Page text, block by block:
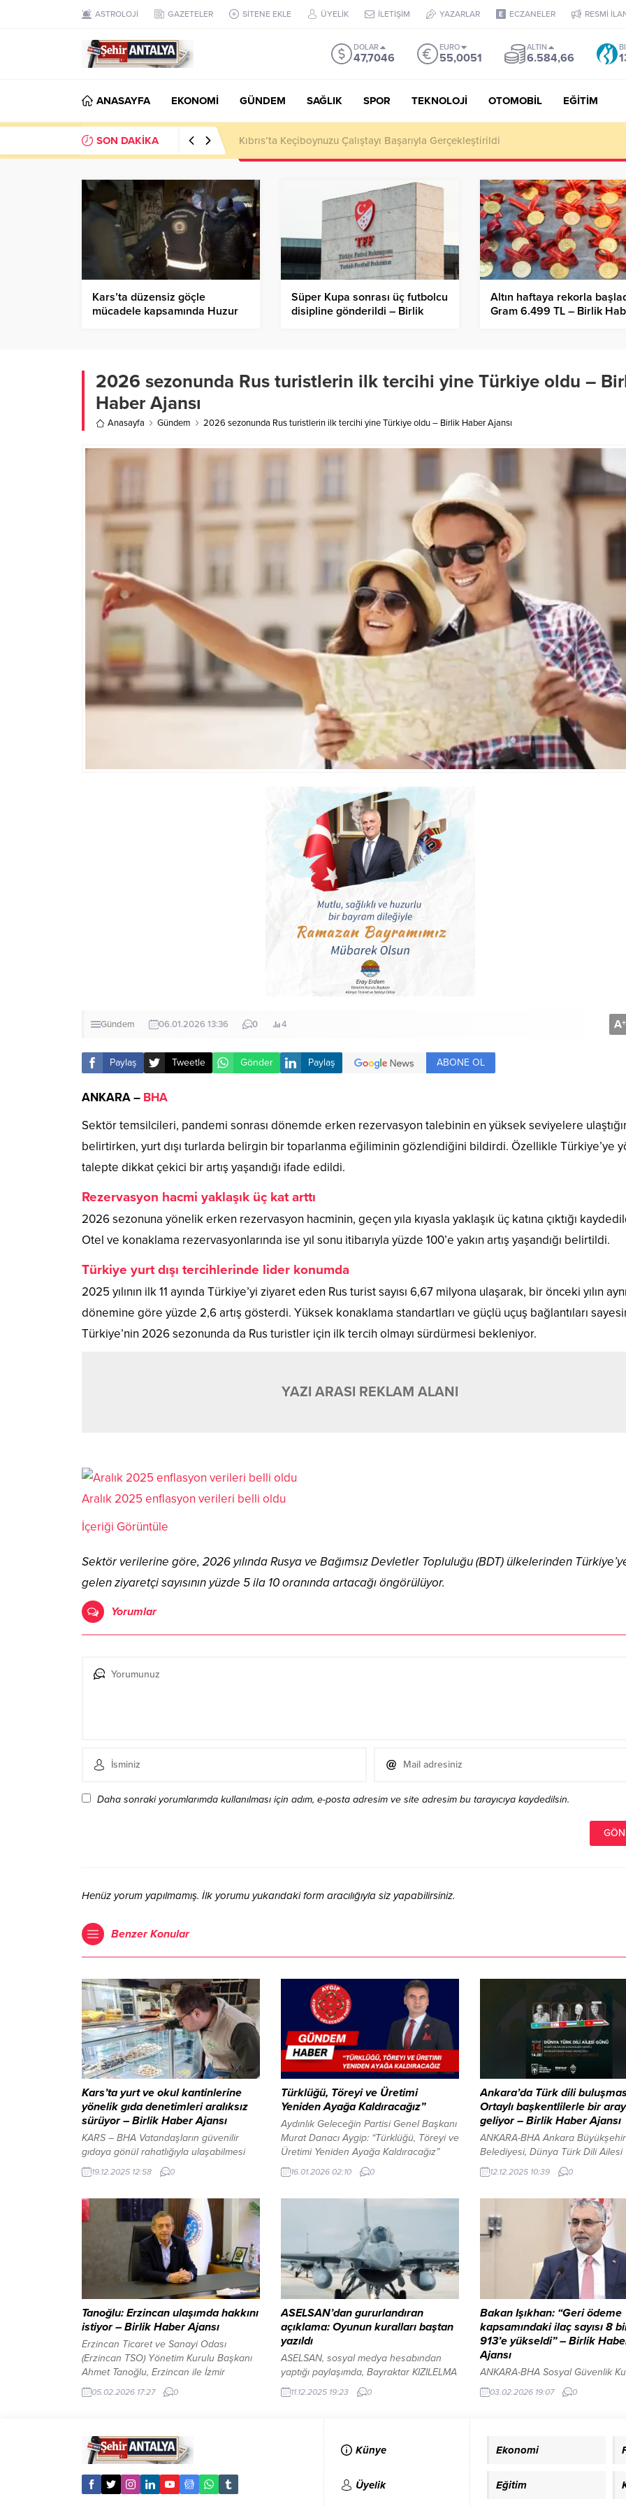
ASTROLOJİ GAZETELER SİTENE EKLE ÜYELİK İLETİŞİM YAZARLAR ECZANELER RESMİ
DOLAR
47,7046
EURO
55,0051
ALTIN
6.584,66
ANASAYFA EKONOMİ GÜNDEM SAĞLIK SPOR TEKNOLOJİ OTOMOBİL EĞİTİM
SON DAKİKA LGS’de 500 Tam Puan, YKS’de İlk 1000 Başarısı: Doğru Cevap Eğitim Kurumları
Kars’ta düzensiz göçle
mücadele kapsamında Huzur
Süper Kupa sonrası üç futbolcu
disipline gönderildi – Birlik
Altın haftaya rekorla
Gram 6.499 TL – Birlik
2026 sezonunda Rus turistlerin ilk tercihi yine Türkiye oldu –
Haber Ajansı
Anasayfa Gündem 2026 sezonunda Rus turistlerin ilk tercihi yine Türkiye oldu – Birlik Haber Ajansı
Gündem 06.01.2026 13:36 0 4 A+
Paylaş Tweetle Gönder Paylaş ABONE OL
ANKARA – BHA
Sektör temsilcileri, pandemi sonrası dönemde erken rezervasyon talebinin en yüksek seviyelere
belirtirken, yurt dışı turlarda belirgin bir toparlanma eğiliminin gözlendiğini bildirdi. Özellikle Türkiye’ye
talepte dikkat çekici bir artış yaşandığı ifade edildi.
Rezervasyon hacmi yaklaşık üç kat arttı
2026 sezonuna yönelik erken rezervasyon hacminin, geçen yıla kıyasla yaklaşık üç katına çıktığı
Otel ve konaklama rezervasyonlarında ise yıl sonu itibarıyla yüzde 100’e yakın artış yaşandığı belirtildi.
Türkiye yurt dışı tercihlerinde lider konumda
2025 yılının ilk 11 ayında Türkiye’yi ziyaret eden Rus turist sayısı 6,67 milyona ulaşarak, bir önceki yılın aynı
dönemine göre yüzde 2,6 artış gösterdi. Yüksek konaklama standartları ve güçlü uçuş bağlantıları
Türkiye’nin 2026 sezonunda da Rus turistler için ilk tercih olmayı sürdürmesi bekleniyor.
YAZI ARASI REKLAM ALANI
Aralık 2025 enflasyon verileri belli oldu
İçeriği Görüntüle
Sektör verilerine göre, 2026 yılında Rusya ve Bağımsız Devletler Topluluğu (BDT) ülkelerinden
gelen ziyaretçi sayısının yüzde 5 ila 10 oranında artacağı öngörülüyor.
Yorumlar
Daha sonraki yorumlarımda kullanılması için adım, e-posta adresim ve site adresim bu tarayıcıya kaydedilsin.
Henüz yorum yapılmamış. İlk yorumu yukarıdaki form aracılığıyla siz yapabilirsiniz.
Benzer Konular
Kars’ta yurt ve okul kantinlerine
yönelik gıda denetimleri aralıksız
sürüyor – Birlik Haber Ajansı
KARS – BHA Vatandaşların güvenilir
gıdaya gönül rahatlığıyla ulaşabilmesi
amacıyla 7 gün 24 saat esasına göre
sürdürülen denetimlerde; ürünlerin son
ve hijyen kuralları titizlikle inceleniyor.
Özellikle yurtlarda öğrencilere sunulan
her öğünden numune alınması ve bu
numunelerin mevzuata uygun şekilde
muhafaza edilip edilmediği kontrol
edilirken, işletme...
19.12.2025 12:58 0
Türklüğü, Töreyi ve Üretimi
Yeniden Ayağa Kaldıracağız”
Aydınlık Geleceğin Partisi Genel Başkanı
Murat Danacı Aygip: “Türklüğü, Töreyi ve
Üretimi Yeniden Ayağa Kaldıracağız”
Aydınlık Geleceğin Partisi Genel Başkanı
Murat Danacı Aygip, yaptığı kapsamlı
hem de Türk ve İslam dünyasına güçlü
tarihsel sorumluluğa, milli kimliğe,
üretime ve küresel adaletsizliklere dikkat
çeken...
16.01.2026 02:10 0
Ankara’da Türk dili
Ortaylı başkentlilerle bir
geliyor – Birlik Haber Ajansı
ANKARA-BHA Ankara Büyükşehir
Belediyesi, Dünya Türk Dili Ailesi
Günü’ne özel kapsamlı bir etkinlik
düzenliyor. Alanında uzman
Kocatepe Kültür Merkezi’nde
gerçekleştirilecek. İlber Ortaylı
konuşmacı olarak yer alacak
moderatörlüğünü Prof. Dr. Yusuf
Halaçoğlu üstlenecek. Programda
Prof. Dr. Ahmet Bican Ercilasun,
12.12.2025 10:39 0
Tanoğlu: Erzincan ulaşımda hakkını
istiyor – Birlik Haber Ajansı
Erzincan Ticaret ve Sanayi Odası
(Erzincan TSO) Yönetim Kurulu Başkanı
Ahmet Tanoğlu, Erzincan ile İzmir
arasında doğrudan uçuş
bulunmamasının hem kent ekonomisi
direkt seferlerin bir an önce başlatılması
çağrısında bulundu. ERZİNCAN – BHA
istihdam kapasitesine dikkat...
05.02.2026 17:27 0
ASELSAN’dan gururlandıran
açıklama: Oyunun kuralları baştan
yazıldı
ASELSAN, sosyal medya hesabından
yaptığı paylaşımda, Bayraktar KIZILELMA
platformuna entegre edilen MURAD
AESA (Aktif Elektronik Taramalı Dizi)
dinamiklerini değiştirdiğini vurguladı.
Paylaşımda şu ifadeler yer aldı
:”Bayraktar KIZILELMA’ya entegre edilen
ASELSAN MURAD AESA Burun Radarı ile
oyunun kuralları baştan yazıldı! Aynı
azimle gelişmeye, üretmeye, hep daha
11.12.2025 19:23 0
Bakan Işıkhan: “Geri ödeme
kapsamındaki ilaç sayısı 8
913’e yükseldi” – Birlik
Ajansı
ANKARA-BHA Sosyal Güvenlik
(SGK) ile Sağlık Bilimleri
Ankara Üniversitesi ve Türkiye
kapsayan “Sağlık Politikaları ve
Protokol, SGK Başkanlığı’nda
03.02.2026 19:07 0
Künye
Üyelik
Ekonomi
Eğitim